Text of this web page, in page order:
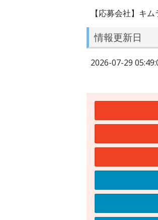
【応募会社】キ
情報更新日
2026-07-29